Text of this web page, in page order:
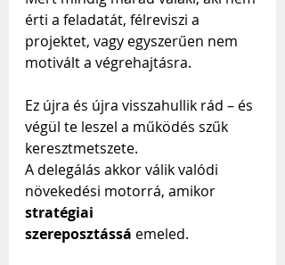
érti a feladatát, félreviszi a
projektet, vagy egyszerűen nem
motivált a végrehajtásra.
Ez újra és újra visszahullik rád – és
végül te leszel a működés szűk
keresztmetszete.
A delegálás akkor válik valódi
növekedési motorrá, amikor
stratégiai
szereposztássá emeled.